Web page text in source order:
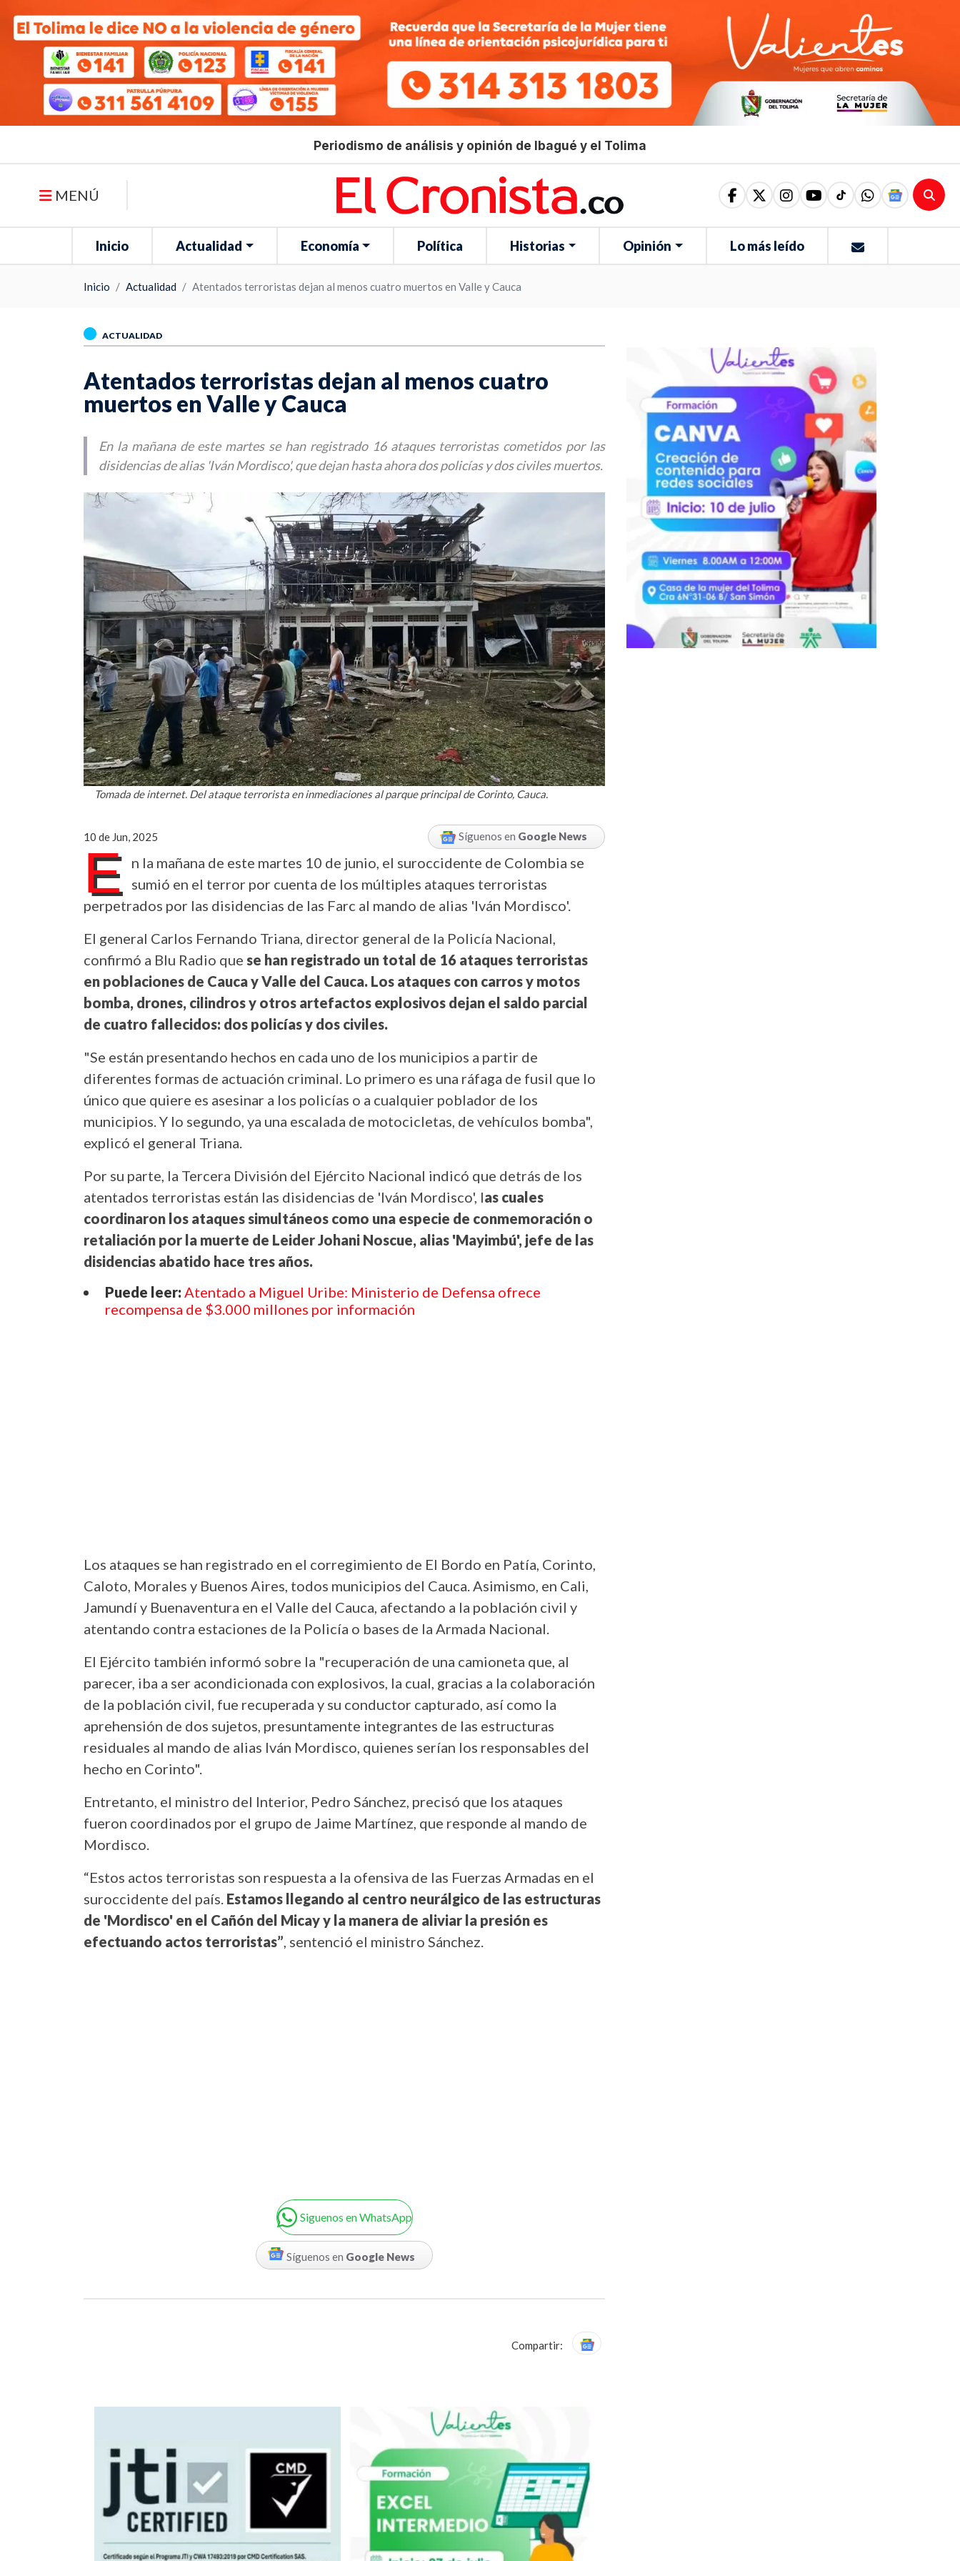
Periodismo de análisis y opinión de Ibagué y el Tolima
MENÚ
Inicio Actualidad Economía Política Historias Opinión Lo más leído
Inicio Actualidad Atentados terroristas dejan al menos cuatro muertos en Valle y Cauca
ACTUALIDAD
Atentados terroristas dejan al menos cuatro
muertos en Valle y Cauca
En la mañana de este martes se han registrado 16 ataques terroristas cometidos por las
disidencias de alias 'Iván Mordisco', que dejan hasta ahora dos policías y dos civiles muertos.
Tomada de internet. Del ataque terrorista en inmediaciones al parque principal de Corinto, Cauca.
10 de Jun, 2025 Síguenos en Google News
E
n la mañana de este martes 10 de junio, el suroccidente de Colombia se
sumió en el terror por cuenta de los múltiples ataques terroristas
perpetrados por las disidencias de las Farc al mando de alias 'Iván Mordisco'.
El general Carlos Fernando Triana, director general de la Policía Nacional,
confirmó a Blu Radio que se han registrado un total de 16 ataques terroristas
en poblaciones de Cauca y Valle del Cauca. Los ataques con carros y motos
bomba, drones, cilindros y otros artefactos explosivos dejan el saldo parcial
de cuatro fallecidos: dos policías y dos civiles.
"Se están presentando hechos en cada uno de los municipios a partir de
diferentes formas de actuación criminal. Lo primero es una ráfaga de fusil que lo
único que quiere es asesinar a los policías o a cualquier poblador de los
municipios. Y lo segundo, ya una escalada de motocicletas, de vehículos bomba",
explicó el general Triana.
Por su parte, la Tercera División del Ejército Nacional indicó que detrás de los
atentados terroristas están las disidencias de 'Iván Mordisco', las cuales
coordinaron los ataques simultáneos como una especie de conmemoración o
retaliación por la muerte de Leider Johani Noscue, alias 'Mayimbú', jefe de las
disidencias abatido hace tres años.
Puede leer:Atentado a Miguel Uribe: Ministerio de Defensa ofrece
recompensa de $3.000 millones por información
Los ataques se han registrado en el corregimiento de El Bordo en Patía, Corinto,
Caloto, Morales y Buenos Aires, todos municipios del Cauca. Asimismo, en Cali,
Jamundí y Buenaventura en el Valle del Cauca, afectando a la población civil y
atentando contra estaciones de la Policía o bases de la Armada Nacional.
El Ejército también informó sobre la "recuperación de una camioneta que, al
parecer, iba a ser acondicionada con explosivos, la cual, gracias a la colaboración
de la población civil, fue recuperada y su conductor capturado, así como la
aprehensión de dos sujetos, presuntamente integrantes de las estructuras
residuales al mando de alias Iván Mordisco, quienes serían los responsables del
hecho en Corinto".
Entretanto, el ministro del Interior, Pedro Sánchez, precisó que los ataques
fueron coordinados por el grupo de Jaime Martínez, que responde al mando de
Mordisco.
“Estos actos terroristas son respuesta a la ofensiva de las Fuerzas Armadas en el
suroccidente del país. Estamos llegando al centro neurálgico de las estructuras
de 'Mordisco' en el Cañón del Micay y la manera de aliviar la presión es
efectuando actos terroristas”, sentenció el ministro Sánchez.
Siguenos en WhatsApp
Síguenos en Google News
Compartir: